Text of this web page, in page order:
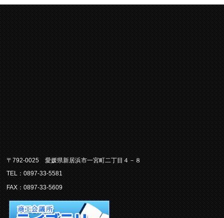
〒792-0025 愛媛県新居浜市一宮町二丁目４－８
TEL：0897-33-5581
FAX：0897-33-5609